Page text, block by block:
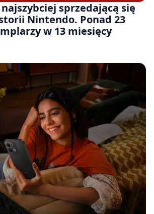
sprzedającą się
Nintendo. Ponad 23
w 13 miesięcy